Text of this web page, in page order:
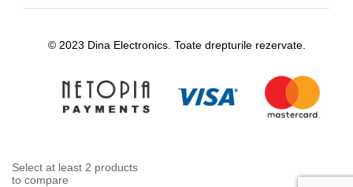
© 2023 Dina Electronics. Toate drepturile rezervate.
Select at least 2 products
to compare